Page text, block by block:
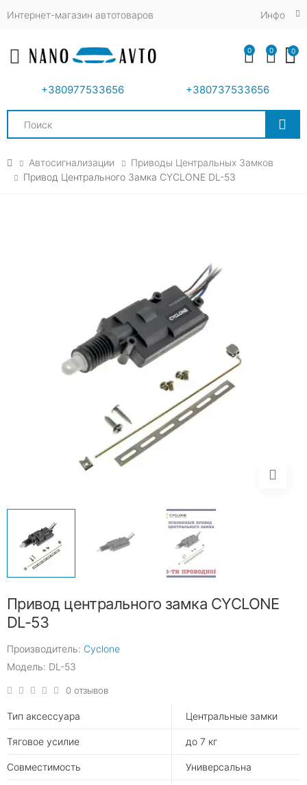
Интернет-магазин автотоваров Инфо
Toggle mobile menu
+380977533656 +380737533656
Search
0 0 0
Автосигнализации
Приводы Центральных Замков
Привод Центрального Замка CYCLONE DL-53
Привод центрального замка CYCLONE
DL-53
Производитель: Cyclone
Модель: DL-53
0 отзывов
Тип аксессуара Центральные замки
Тяговое усилие до 7 кг
Совместимость Универсальна